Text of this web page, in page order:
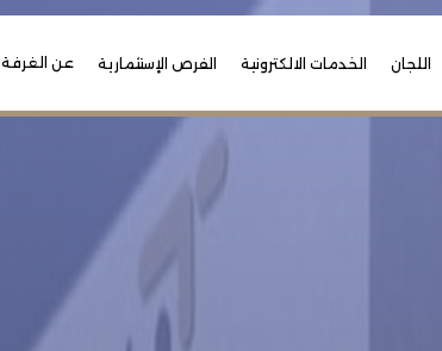
اللجان الخدمات الالكترونية الفرص الإستثمارية عن الغرفة